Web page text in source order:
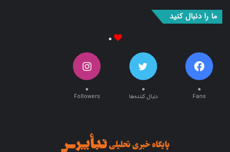
ما را دنبال کنید
۰
۰
Fans
۰
دنبال کننده‌ها
۰
Followers